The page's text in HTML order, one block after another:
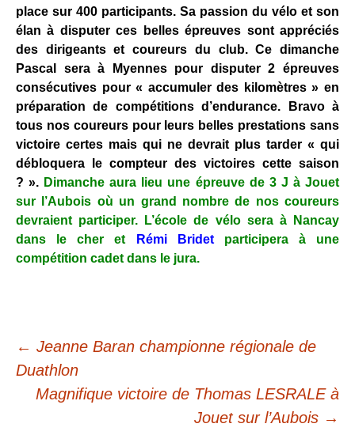
place sur 400 participants. Sa passion du vélo et son
élan à disputer ces belles épreuves sont appréciés
des dirigeants et coureurs du club. Ce dimanche
Pascal sera à Myennes pour disputer 2 épreuves
consécutives pour « accumuler des kilomètres » en
préparation de compétitions d’endurance. Bravo à
tous nos coureurs pour leurs belles prestations sans
victoire certes mais qui ne devrait plus tarder « qui
débloquera le compteur des victoires cette saison
? ». Dimanche aura lieu une épreuve de 3 J à Jouet
sur l’Aubois où un grand nombre de nos coureurs
devraient participer. L’école de vélo sera à Nancay
dans le cher et Rémi Bridetparticipera à une
compétition cadet dans le jura.
Navigation
des
← Jeanne Baran championne régionale de
Duathlon
Magnifique victoire de Thomas LESRALE à
Jouet sur l’Aubois →